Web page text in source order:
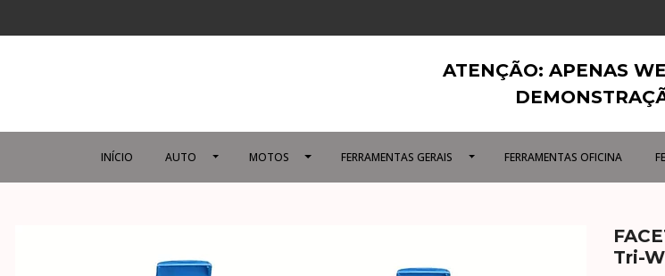
ATENÇÃO: APENAS
INÍCIO AUTO MOTOS FERRAMENTAS GERAIS FERRAMENTAS OFICINA
Tri-